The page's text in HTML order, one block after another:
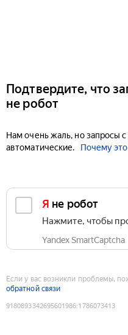
Подтвердите, что
не робот
Нам очень жаль, но запросы
автоматические.
Почему
Я не робот
Нажмите, чтобы
Yandex SmartCaptcha
Если у вас возникли проблемы,
обратной связи
9180893342695601986:1786073413